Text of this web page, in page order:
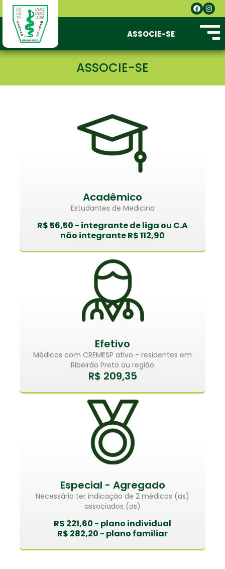
ASSOCIE-SE
ASSOCIE-SE
Acadêmico
Estudantes de Medicina
R$ 56,50 - integrante de liga ou C.A
não integrante R$ 112,90
Efetivo
Médicos com CREMESP ativo - residentes em
Ribeirão Preto ou região
R$ 209,35
Especial - Agregado
Necessário ter indicação de 2 médicos (as)
associados (as)
R$ 221,60 - plano individual
R$ 282,20 - plano familiar